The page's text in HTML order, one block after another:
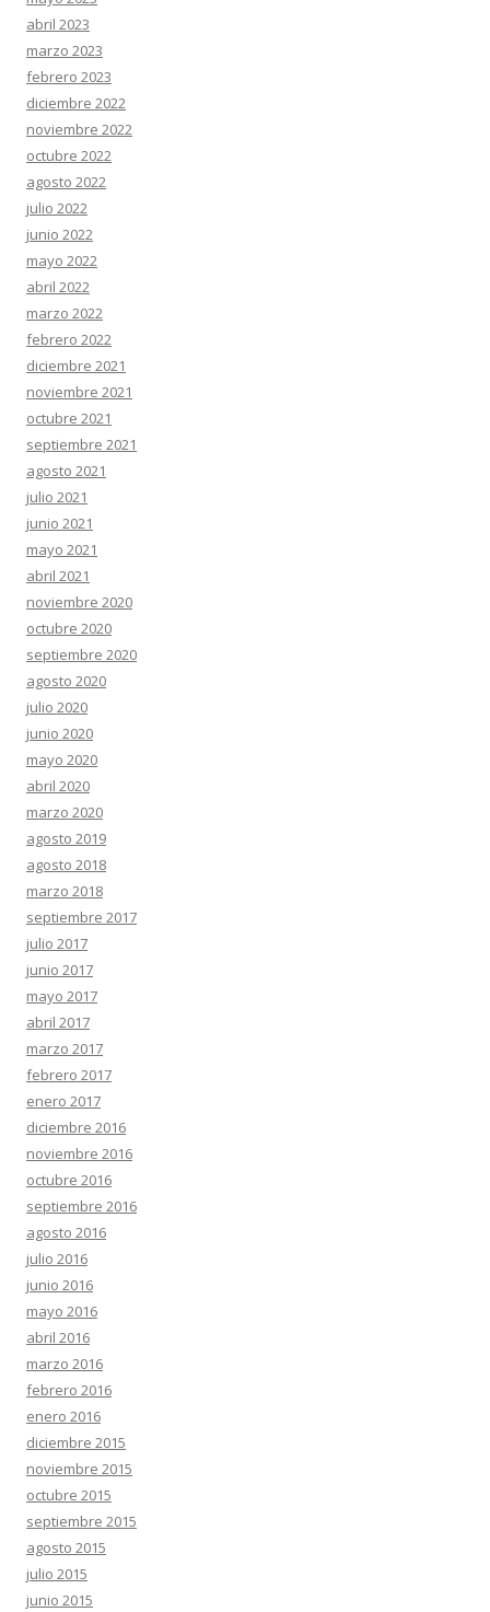
abril 2023
marzo 2023
febrero 2023
diciembre 2022
noviembre 2022
octubre 2022
agosto 2022
julio 2022
junio 2022
mayo 2022
abril 2022
marzo 2022
febrero 2022
diciembre 2021
noviembre 2021
octubre 2021
septiembre 2021
agosto 2021
julio 2021
junio 2021
mayo 2021
abril 2021
noviembre 2020
octubre 2020
septiembre 2020
agosto 2020
julio 2020
junio 2020
mayo 2020
abril 2020
marzo 2020
agosto 2019
agosto 2018
marzo 2018
septiembre 2017
julio 2017
junio 2017
mayo 2017
abril 2017
marzo 2017
febrero 2017
enero 2017
diciembre 2016
noviembre 2016
octubre 2016
septiembre 2016
agosto 2016
julio 2016
junio 2016
mayo 2016
abril 2016
marzo 2016
febrero 2016
enero 2016
diciembre 2015
noviembre 2015
octubre 2015
septiembre 2015
agosto 2015
julio 2015
junio 2015